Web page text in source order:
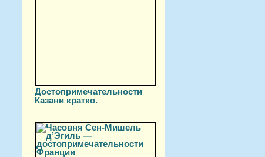
Достопримечательности
Казани кратко.